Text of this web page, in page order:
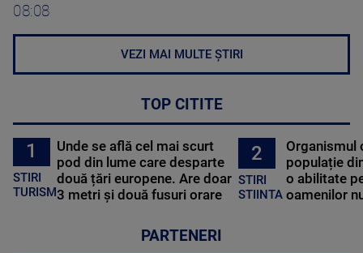
08:08
VEZI MAI MULTE ȘTIRI
TOP CITITE
1
STIRI
TURISM
Unde se află cel mai scurt
pod din lume care desparte
două țări europene. Are doar
3 metri și două fusuri orare
2
STIRI
STIINTA
Organismul
populație
o abilitate
oamenilor
PARTENERI